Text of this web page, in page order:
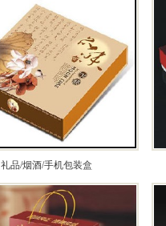
礼品/烟酒/手机包装盒